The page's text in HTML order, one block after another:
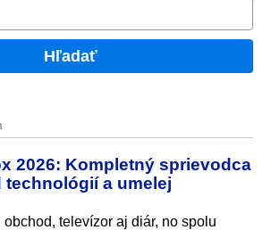
Hľadať
2026: Kompletný sprievodca
a umelej
televízor aj diár, no spolu